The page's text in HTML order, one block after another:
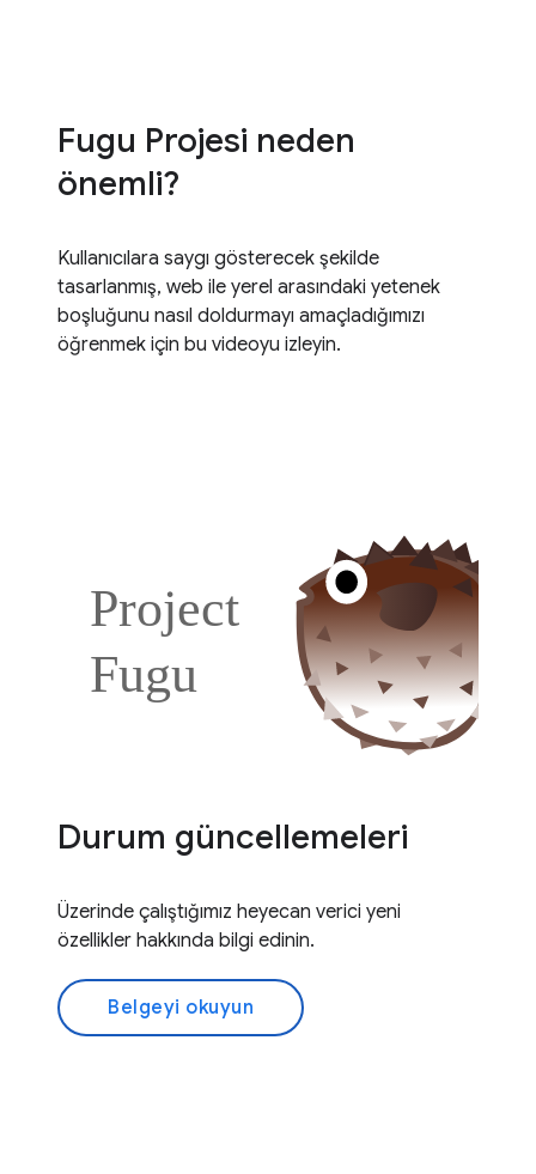
Fugu Projesi neden
önemli?
Kullanıcılara saygı gösterecek şekilde
tasarlanmış, web ile yerel arasındaki yetenek
boşluğunu nasıl doldurmayı amaçladığımızı
öğrenmek için bu videoyu izleyin.
Durum güncellemeleri
Üzerinde çalıştığımız heyecan verici yeni
özellikler hakkında bilgi edinin.
Belgeyi okuyun